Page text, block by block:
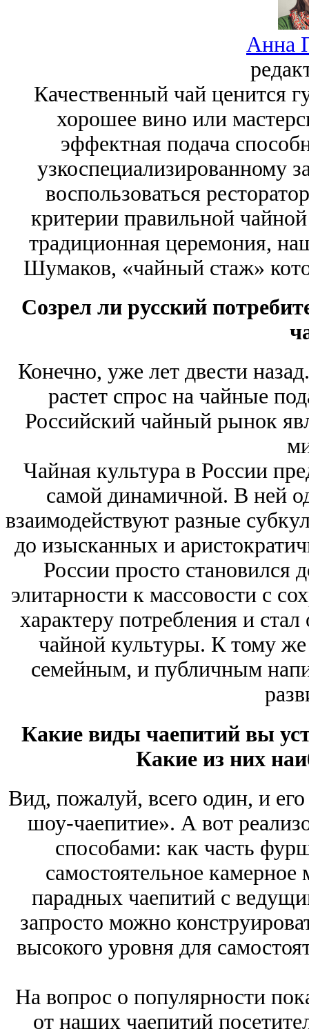
Анна
Качественный чай ценится
хорошее вино или
эффектная подача
узкоспециализированному
воспользоваться
критерии правильной
традиционная церемония,
Шумаков, «чайный стаж»
Созрел ли русский
Конечно, уже лет двести
растет спрос на чайные
Российский чайный рынок
Чайная культура в России
самой динамичной. В ней
взаимодействуют разные
до изысканных и
России просто становился
элитарности к массовости с
характеру потребления и
чайной культуры. К тому
семейным, и публичным
Какие виды чаепитий вы
Какие из них
Вид, пожалуй, всего один, и
шоу-чаепитие». А вот
способами: как часть
самостоятельное
парадных чаепитий с
запросто можно
высокого уровня для
На вопрос о популярности
от наших чаепитий